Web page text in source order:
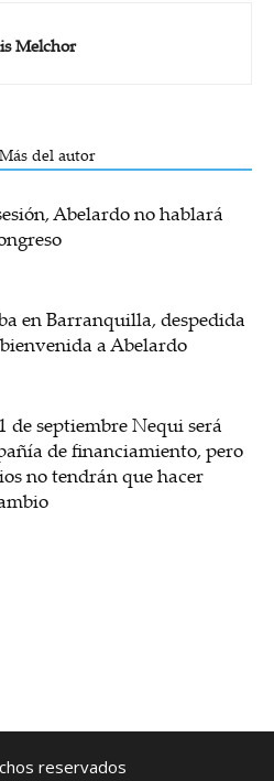
Melchor
Más del autor
Abelardo no hablará
en Barranquilla, despedida
a Abelardo
de septiembre Nequi será
de financiamiento, pero
no tendrán que hacer
reservados